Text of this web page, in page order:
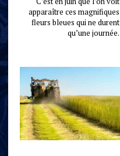
apparaître ces magnifiques
fleurs bleues qui ne durent
qu’une journée.